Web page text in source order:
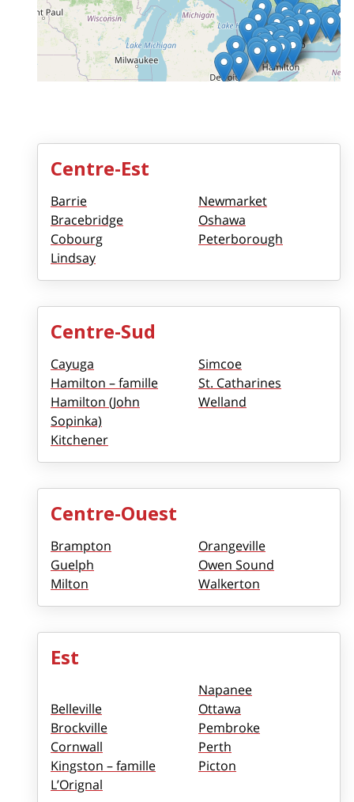
Centre-Est
Barrie
Bracebridge
Cobourg
Lindsay
Newmarket
Oshawa
Peterborough
Centre-Sud
Cayuga
Hamilton – famille
Hamilton (John
Sopinka)
Kitchener
Simcoe
St. Catharines
Welland
Centre-Ouest
Brampton
Guelph
Milton
Orangeville
Owen Sound
Walkerton
Est
Belleville
Brockville
Cornwall
Kingston – famille
L’Orignal
Napanee
Ottawa
Pembroke
Perth
Picton